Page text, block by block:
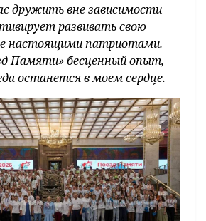
дружить вне зависимости
развивать свою
настоящими патриотами.
Памяти» бесценный опыт,
останется в моем сердце.